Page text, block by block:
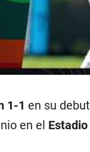
1-1 en su
en el